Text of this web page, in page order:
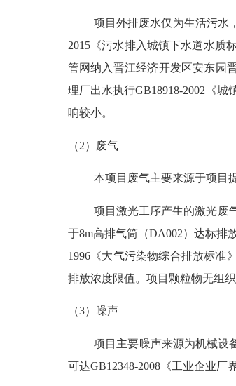
项目外排废水仅为生活污水
2015《污水排入城镇下水道水质
管网纳入晋江经济开发区安东园
理厂出水执行GB18918-2002《
响较小。
（2）废气
本项目废气主要来源于项目
项目激光工序产生的激光废
于8m高排气筒（DA002）达标排
1996《大气污染物综合排放标准
排放浓度限值。项目颗粒物无组
（3）噪声
项目主要噪声来源为机械设
可达GB12348-2008《工业企业厂